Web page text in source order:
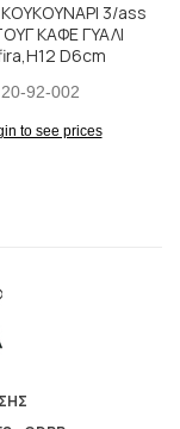
ΚΟΥΚΟΥΝΑΡΙ 3/ass
ΚΑΦΕ ΓΥΑΛΙ
D6cm
20-92-002
to see prices